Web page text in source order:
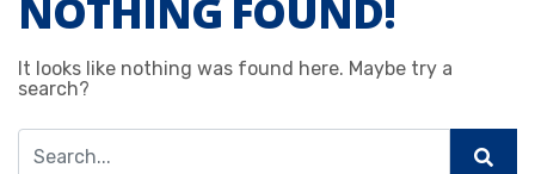
NOTHING FOUND!
It looks like nothing was found here. Maybe try a
search?